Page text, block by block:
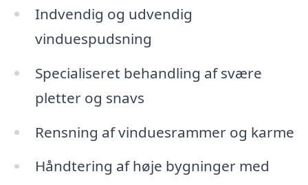
Indvendig og udvendig
vinduespudsning
Specialiseret behandling af svære
pletter og snavs
Rensning af vinduesrammer og karme
Håndtering af høje bygninger med